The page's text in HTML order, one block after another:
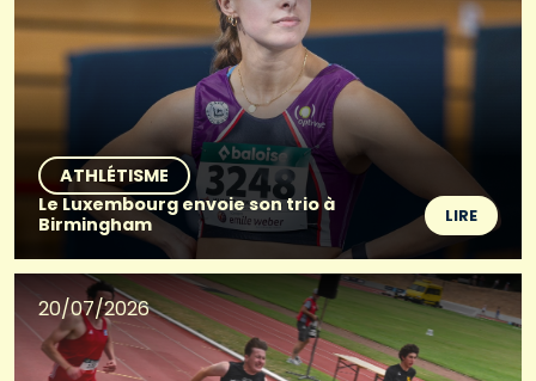
ATHLÉTISME
Le Luxembourg envoie son trio à
Birmingham
LIRE
20/07/2026